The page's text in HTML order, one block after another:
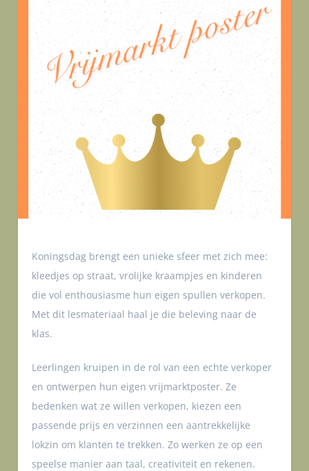
Koningsdag brengt een unieke sfeer met zich mee:
kleedjes op straat, vrolijke kraampjes en kinderen
die vol enthousiasme hun eigen spullen verkopen.
Met dit lesmateriaal haal je die beleving naar de
klas.
Leerlingen kruipen in de rol van een echte verkoper
en ontwerpen hun eigen vrijmarktposter. Ze
bedenken wat ze willen verkopen, kiezen een
passende prijs en verzinnen een aantrekkelijke
lokzin om klanten te trekken. Zo werken ze op een
speelse manier aan taal, creativiteit en rekenen.